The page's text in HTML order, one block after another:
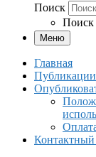
Поиск
Поиск
Меню
Главная
Публикации
Контактный